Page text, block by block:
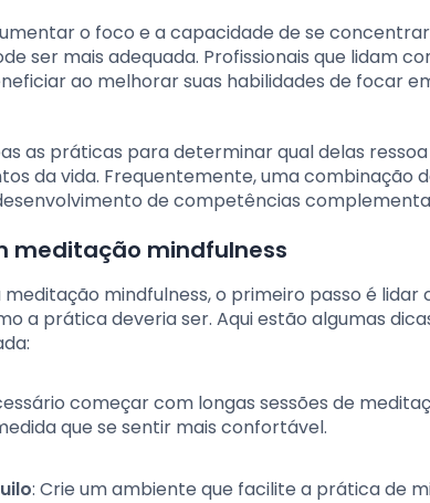
o foco e a capacidade de se
ser mais adequada. Profissionais que lidam
ao melhorar suas habilidades de focar
as práticas para determinar qual delas
da vida. Frequentemente, uma combinação
de competências
meditação mindfulness
mindfulness, o primeiro passo é
a prática deveria ser. Aqui estão algumas
começar com longas sessões de
que se sentir mais confortável.
: Crie um ambiente que facilite a prática de